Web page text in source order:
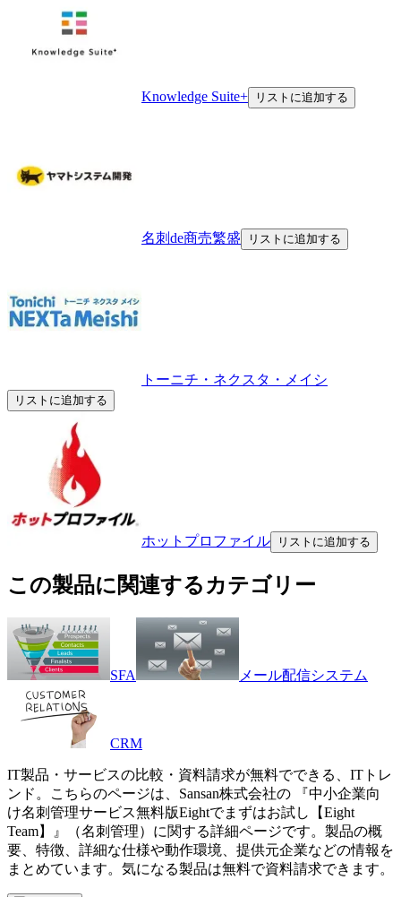
Knowledge Suite+ リストに追加する
名刺de商売繁盛 リストに追加する
トーニチ・ネクスタ・メイシ
リストに追加する
ホットプロファイル リストに追加する
この製品に関連するカテゴリー
SFA メール配信システム
CRM
IT製品・サービスの比較・資料請求が無料でできる、ITトレ
ンド。こちらのページは、 Sansan株式会社の 『中小企業向
け名刺管理サービス無料版Eightでまずはお試し【Eight
Team】
』（名刺管理）に関する詳細ページです。製品の概
要、特徴、詳細な仕様や動作環境、提供元企業などの情報を
まとめています。気になる製品は無料で資料請求できます。